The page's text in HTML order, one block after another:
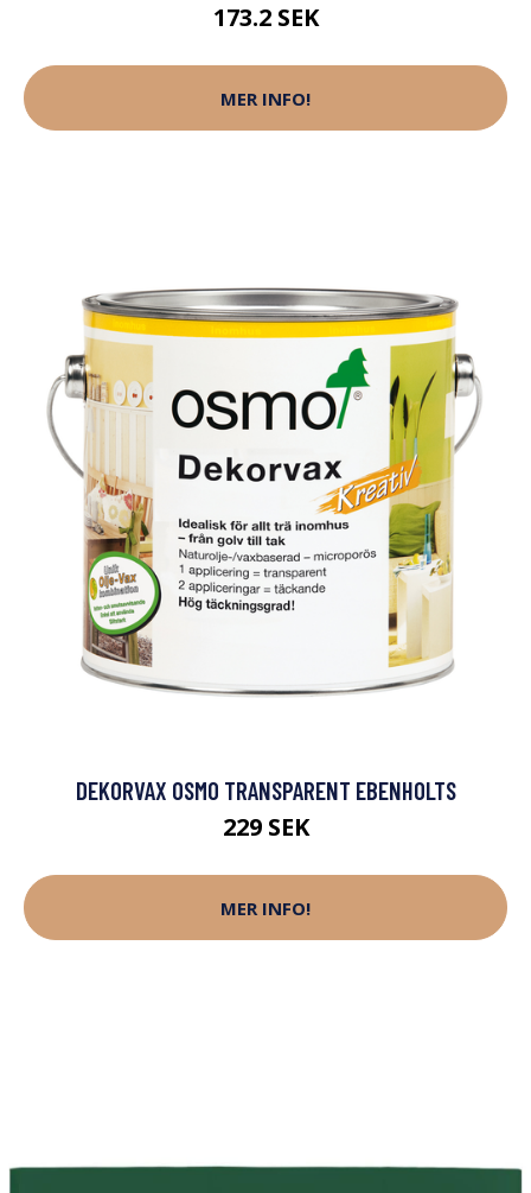
173.2 SEK
MER INFO!
DEKORVAX OSMO TRANSPARENT EBENHOLTS
229 SEK
MER INFO!